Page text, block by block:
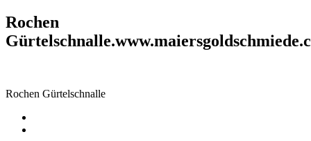
Rochen
Rochen Gürtelschnalle